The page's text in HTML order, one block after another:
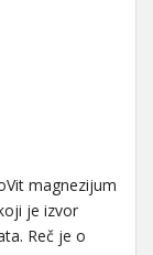
magnezijum
je izvor
Reč je o